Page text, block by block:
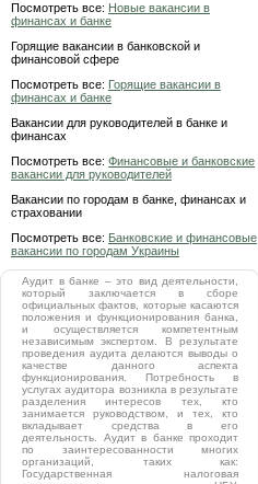
Посмотреть все: Новые вакансии в
финансах и банке
Горящие вакансии в банковской и
финансовой сфере
Посмотреть все: Горящие вакансии в
финансах и банке
Вакансии для руководителей в банке и
финансах
Посмотреть все: Финансовые и банковские
вакансии для руководителей
Вакансии по городам в банке, финансах и
страховании
Посмотреть все: Банковские и финансовые
вакансии по городам Украины
Аудит в банке – это вид деятельности,
который заключается в сборе
официальных фактов, которые касаются
положения и функционирования банка,
и осуществляется компетентным
независимым экспертом. В результате
проведения аудита делаются выводы о
качестве данного аспекта
функционирования. Потребность в
услугах аудитора возникла в результате
разделения интересов тех, кто
занимается руководством, и тех, кто
вкладывает средства в его
деятельность. Аудит в банке проходит
по заинтересованности многих
организаций, таких как:
Государственная налоговая